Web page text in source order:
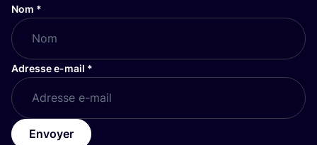
Nom *
Adresse e-mail *
Envoyer